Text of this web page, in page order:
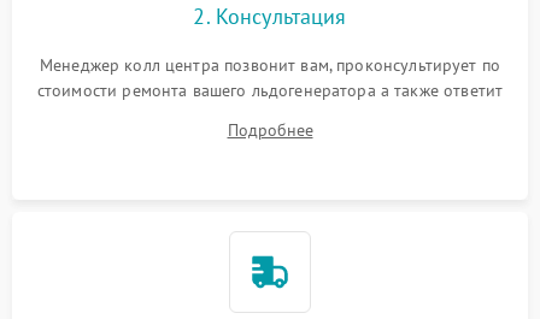
2. Консультация
Менеджер колл центра позвонит вам, проконсультирует по
стоимости ремонта вашего льдогенератора а также ответит
Подробнее